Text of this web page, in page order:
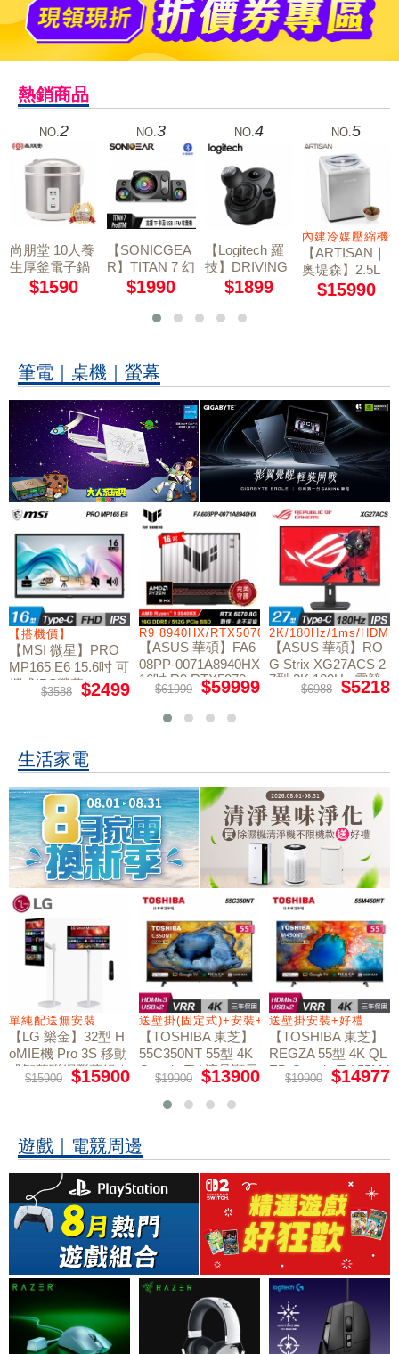
熱銷商品
NO. 2
尚朋堂 10人養
生厚釜電子鍋
SC-NX18T
$1590
NO.3
【SONICGEA
R】TITAN 7 幻
彩無線藍牙2.1
$1990
NO. 4
【Logitech 羅
技】DRIVING
FORCE SHIF
TER 換檔變速
器
$1899
NO.5
內建冷媒壓縮機
【ARTISAN｜
奧堤森】2.5L
數位全自動冰
$15990
筆電｜桌機｜螢幕
W11
【搭機價】
【MSI 微星】PRO
MP165 E6 15.6吋 可
攜式IPS螢幕
$3588 $2499
R9 8940HX/RTX5070/512GB/16G
【ASUS 華碩】FA6
08PP-0071A8940HX
16吋 R9 RTX5070
電競筆電
$61999 $59999
2K/180Hz/1ms/
【ASUS 華碩】RO
G Strix XG27ACS 2
7型 2K 180Hz 電競
$6988 $5218
生活家電
禮
單純配送無安裝
【LG 樂金】32型 H
oMIE機 Pro 3S 移動
式智慧聯網螢幕組｜
單純配送
$15900 $15900
送壁掛(固定式)+安裝+好禮贈
【TOSHIBA 東芝】
55C350NT 55型 4K
Google TV 液晶顯示
器｜含壁掛(固定式)
+安裝
$19900 $13900
送壁掛安裝+好禮
【TOSHIBA 東芝】
REGZA 55型 4K QL
ED Google TV 55M4
50NT液晶顯示器｜
$19900 $14977
遊戲｜電競周邊